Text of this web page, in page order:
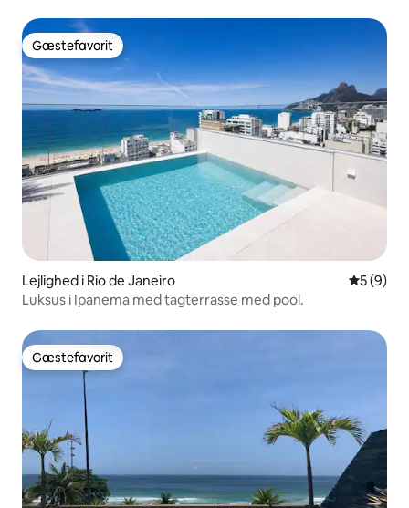
Gæstefavorit
Gæstefavorit
Lejlighed i Rio de Janeiro 5 ud af 5
5 (9)
Luksus i Ipanema med tagterrasse med pool.
Gæstefavorit
Gæstefavorit